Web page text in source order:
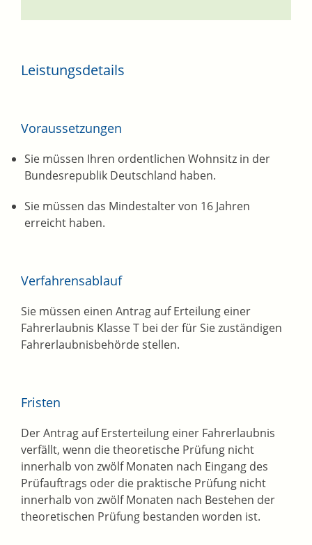
Leistungsdetails
Voraussetzungen
Sie müssen Ihren ordentlichen Wohnsitz in der
Bundesrepublik Deutschland haben.
Sie müssen das Mindestalter von 16 Jahren
erreicht haben.
Verfahrensablauf
Sie müssen einen Antrag auf Erteilung einer
Fahrerlaubnis Klasse T bei der für Sie zuständigen
Fahrerlaubnisbehörde stellen.
Fristen
Der Antrag auf Ersterteilung einer Fahrerlaubnis
verfällt, wenn die theoretische Prüfung nicht
innerhalb von zwölf Monaten nach Eingang des
Prüfauftrags oder die praktische Prüfung nicht
innerhalb von zwölf Monaten nach Bestehen der
theoretischen Prüfung bestanden worden ist.